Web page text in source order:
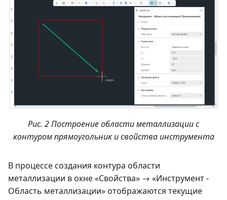
Рис. 2 Построение области металлизации с
контуром прямоугольник и свойства инструмента
В процессе создания контура области
металлизации в окне «Свойства» → «Инструмент -
Область металлизации» отображаются текущие